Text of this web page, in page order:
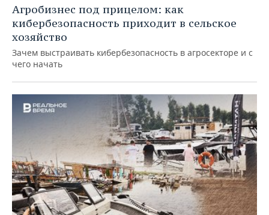
Агробизнес под прицелом: как
кибербезопасность приходит в сельское
хозяйство
Зачем выстраивать кибербезопасность в агросекторе и с
чего начать